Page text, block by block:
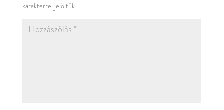
karakterrel jelöltük